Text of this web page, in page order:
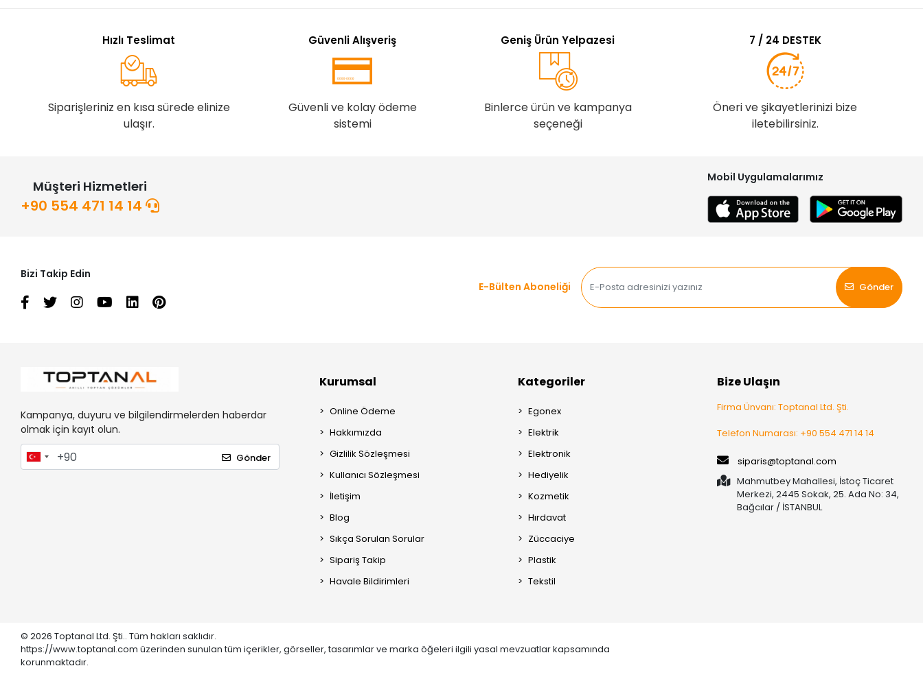
Hızlı Teslimat
Siparişleriniz en kısa sürede elinize
ulaşır.
Güvenli Alışveriş
Güvenli ve kolay ödeme
sistemi
Geniş Ürün Yelpazesi
Binlerce ürün ve kampanya
seçeneği
7 / 24 DESTEK
Öneri ve şikayetlerinizi bize
iletebilirsiniz.
Müşteri Hizmetleri
+90 554 471 14 14
Mobil Uygulamalarımız
Bizi Takip Edin
E-Bülten Aboneliği
Gönder
Kampanya, duyuru ve bilgilendirmelerden haberdar
olmak için kayıt olun.
Gönder
Kurumsal
Online Ödeme
Hakkımızda
Gizlilik Sözleşmesi
Kullanıcı Sözleşmesi
İletişim
Blog
Sıkça Sorulan Sorular
Sipariş Takip
Havale Bildirimleri
Kategoriler
Egonex
Elektrik
Elektronik
Hediyelik
Kozmetik
Hırdavat
Züccaciye
Plastik
Tekstil
Bize Ulaşın
Firma Ünvanı: Toptanal Ltd. Şti.
Telefon Numarası: +90 554 471 14 14
siparis@toptanal.com
Mahmutbey Mahallesi, İstoç Ticaret
Merkezi, 2445 Sokak, 25. Ada No: 34,
Bağcılar / İSTANBUL
© 2026 Toptanal Ltd. Şti.. Tüm hakları saklıdır.
https://www.toptanal.com üzerinden sunulan tüm içerikler, görseller, tasarımlar ve marka öğeleri ilgili yasal mevzuatlar kapsamında
korunmaktadır.